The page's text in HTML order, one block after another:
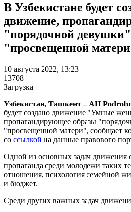
В Узбекистане будет
движение,
"порядочной
"просвещенной
10 августа 2022, 13:23
13708
Загрузка
Узбекистан, Ташкент – АН
будет создано движение "Умные
пропагандирующее образы
"просвещенной матери", сообщает
со ссылкой на данные правового
Одной из основных задач движения
пропаганда среди молодежи таких
отношения, психология семейной
и бюджет.
Среди других важных задач